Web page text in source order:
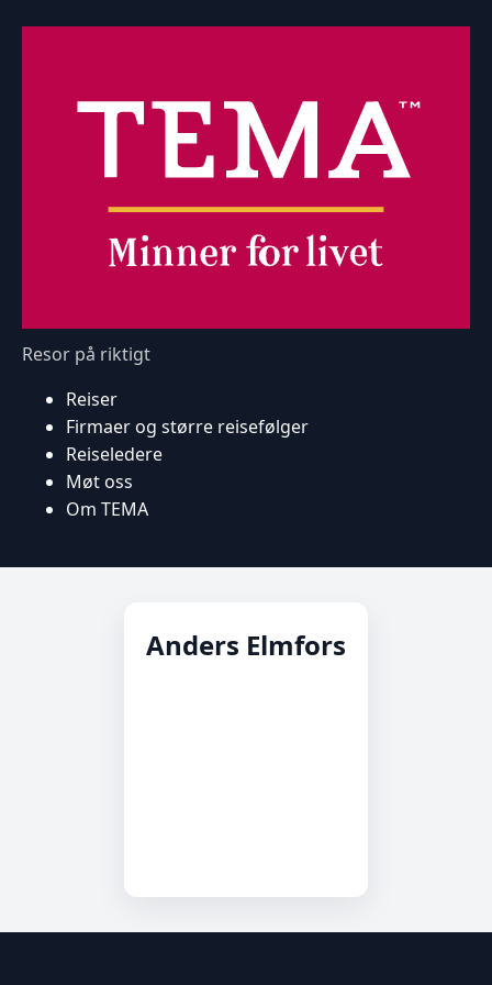
Resor på riktigt
Reiser
Firmaer og større reisefølger
Reiseledere
Møt oss
Om TEMA
Anders Elmfors